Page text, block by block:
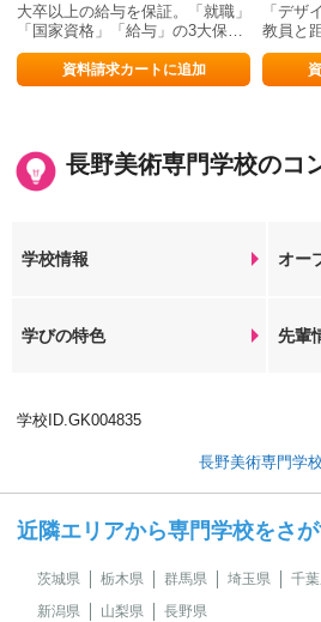
大卒以上の給与を保証。「就職」
「国家資格」「給与」の3大保証
は自信の証明。
資料請求カートに追加
「デザ
教員と
のもと
ジしま
長野美術専門学校のコ
学校情報 オー
学びの特色 先輩
学校ID.GK004835
長野美術専門学
近隣エリアから専門学校をさ
茨城県 栃木県 群馬県 埼玉県 千
新潟県
山梨県 長野県